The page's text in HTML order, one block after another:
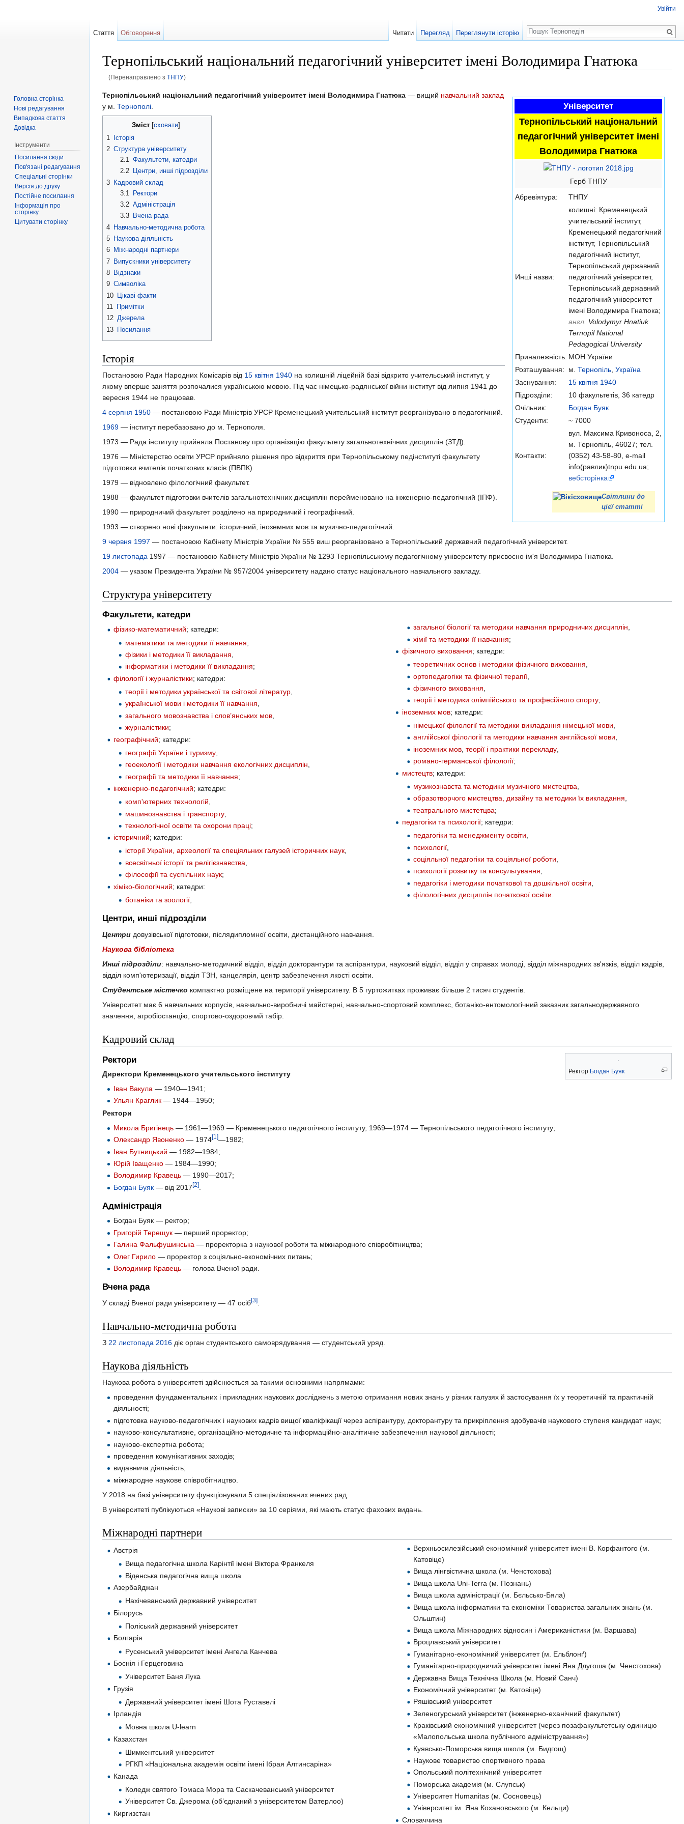
Тернопільський національний педагогічний університет імені Володимира Гнатюка
(Перенаправлено з ТНПУ)
Університет
Тернопільський національний
педагогічний університет імені
Володимира Гнатюка
Герб ТНПУ
Абревіятура:
ТНПУ
Инші назви:
колишні: Кременецький
учительський інститут,
Кременецький педагогічний
інститут, Тернопільський
педагогічний інститут,
Тернопільський державний
педагогічний університет,
Тернопільський державний
педагогічний університет
імені Володимира Гнатюка;
англ. Volodymyr Hnatiuk
Ternopil National
Pedagogical University
Приналежність: МОН України
Розташування:
м. Тернопіль Україна
Заснування:
15 квітня 1940
Підрозділи:
10 факультетів, 36 катедр
Очільник:
Богдан Буяк
Студенти:
~ 7000
Контакти:
вул. Максима Кривоноса, 2,
м. Тернопіль, 46027; тел.
(0352) 43-58-80, e-mail
info(равлик)tnpu.edu.ua;
вебсторінка
Світлини до
цієї статті
Тернопільський національний педагогічний університет імені Володимира Гнатюка — вищий навчальний заклад
у м. Тернополі
Зміст [сховати]
1
Історія
2 Структура університету
2.1
Факультети, катедри
2.2
Центри, инші підрозділи
3 Кадровий склад
3.1
Ректори
3.2 Адміністрація
3.3
Вчена рада
4 Навчально-методична робота
5 Наукова діяльність
6 Міжнародні партнери
7 Випускники університету
8 Відзнаки
9 Символіка
10 Цікаві факти
11
Примітки
12 Джерела
13 Посилання
Історія
Постановою Ради Народних Комісарів від 15 квітня 1940 на колишній ліцейній базі відкрито учительський інститут, у
якому вперше заняття розпочалися українською мовою. Під час німецько-радянської війни інститут від липня 1941 до
вересня 1944 не працював.
4 серпня 1950 — постановою Ради Міністрів УРСР Кременецький учительський інститут реорганізувано в педагогічний.
1969 — інститут перебазовано до м. Тернополя.
1973 — Рада інституту прийняла Постанову про організацію факультету загальнотехнічних дисциплін (ЗТД).
1976 — Міністерство освіти УРСР прийняло рішення про відкриття при Тернопільському педінституті факультету
підготовки вчителів початкових класів (ПВПК).
1979 — відновлено філологічний факультет.
1988 — факультет підготовки вчителів загальнотехнічних дисциплін перейменовано на інженерно-педагогічний (ІПФ).
1990 — природничий факультет розділено на природничий і географічний.
1993 — створено нові факультети: історичний, іноземних мов та музично-педагогічний.
9 червня 1997 — постановою Кабінету Міністрів України № 555 виш реорганізовано в Тернопільський державний педагогічний університет.
19 листопада 1997 — постановою Кабінету Міністрів України № 1293 Тернопільському педагогічному університету присвоєно ім'я Володимира Гнатюка.
2004 — указом Президента України № 957/2004 університету надано статус національного навчального закладу.
Структура університету
Факультети, катедри
фізико-математичний; катедри:
математики та методики її навчання
фізики і методики її викладання
інформатики і методики її викладання;
філології і журналістики; катедри:
теорії і методики української та світової літератур,
української мови і методики її навчання,
загального мовознавства і слов’янських мов,
журналістики;
географічний; катедри:
географії України і туризму,
геоекології і методики навчання екологічних дисциплін
географії та методики її навчання;
інженерно-педагогічний; катедри:
комп'ютерних технологій
машинознавства і транспорту,
технологічної освіти та охорони праці;
історичний; катедри:
історії України, археології та спеціяльних галузей історичних наук,
всесвітньої історії та релігієзнавства
філософії та суспільних наук;
хіміко-біологічний; катедри:
ботаніки та зоології,
загальної біології та методики навчання природничих дисциплін,
хімії та методики її навчання;
фізичного виховання; катедри:
теоретичних основ і методики фізичного виховання,
ортопедагогіки та фізичної терапії
фізичного виховання
теорії і методики олімпійського та професійного спорту;
іноземних мов; катедри:
німецької філології та методики викладання німецької мови
англійської філології та методики навчання англійської мови,
іноземних мов ,теорії і практики перекладу
романо-германської філології;
мистецтв; катедри:
музикознавста та методики музичного мистецтва
образотворчого мистецтва, дизайну та методики їх викладання
театрального мистетцва;
педагогіки та психології; катедри:
педагогіки та менеджменту освіти
психології
соціяльної педагогіки та соціяльної роботи
психології розвитку та консультування,
педагогіки і методики початкової та дошкільної освіти
філологічних дисциплін початкової освіти
Центри, инші підрозділи
Центри довузівської підготовки, післядипломної освіти, дистанційного навчання.
Наукова бібліотека
Инші підрозділи: навчально-методичний відділ, відділ докторантури та аспірантури, науковий відділ, відділ у справах молоді, відділ міжнародних зв'язків, відділ кадрів,
відділ комп'ютеризації, відділ ТЗН, канцелярія, центр забезпечення якості освіти.
Студентське містечко компактно розміщене на території університету. В 5 гуртожитках проживає більше 2 тисяч студентів.
Університет має 6 навчальних корпусів, навчально-виробничі майстерні, навчально-спортовий комплекс, ботаніко-ентомологічний заказник загальнодержавного
значення, агробіостанцію, спортово-оздоровчий табір.
Кадровий склад
Ректор Богдан Буяк
Ректори
Директори Кременецького учительського інституту
Іван Вакула — 1940—1941;
Ульян Краглик — 1944—1950;
Ректори
Микола Бригінець — 1961—1969 — Кременецького педагогічного інституту, 1969—1974 — Тернопільського педагогічного інституту;
Олександр Явоненко — 1974[1]—1982;
Іван Бутницький — 1982—1984;
Юрій Іващенко — 1984—1990;
Володимир Кравець — 1990—2017;
Богдан Буяк — від 2017[2]
Адміністрація
Богдан Буяк — ректор;
Григорій Терещук — перший проректор;
Галина Фальфушинська — проректорка з наукової роботи та міжнародного співробітництва;
Олег Гирило — проректор з соціяльно-економічних питань;
Володимир Кравець — голова Вченої ради.
Вчена рада
У складі Вченої ради університету — 47 осіб[3].
Навчально-методична робота
З 22 листопада 2016 діє орган студентського самоврядування — студентський уряд.
Наукова діяльність
Наукова робота в університеті здійснюється за такими основними напрямами:
проведення фундаментальних і прикладних наукових досліджень з метою отримання нових знань у різних галузях й застосування їх у теоретичній та практичній
діяльності;
підготовка науково-педагогічних і наукових кадрів вищої кваліфікації через аспірантуру, докторантуру та прикріплення здобувачів наукового ступеня кандидат наук;
науково-консультативне, організаційно-методичне та інформаційно-аналітичне забезпечення наукової діяльності;
науково-експертна робота;
проведення комунікативних заходів;
видавнича діяльність;
міжнародне наукове співробітництво.
У 2018 на базі університету функціонували 5 спеціялізованих вчених рад.
В університеті публікуються «Наукові записки» за 10 серіями, які мають статус фахових видань.
Міжнародні партнери
Австрія
Вища педагогічна школа Карінтії імені Віктора Франкеля
Віденська педагогічна вища школа
Азербайджан
Нахічеванський державний університет
Білорусь
Поліський державний університет
Болгарія
Русенський університет імені Ангела Канчева
Боснія і Герцеговина
Університет Баня Лука
Грузія
Державний університет імені Шота Руставелі
Ірландія
Мовна школа U-learn
Казахстан
Шимкентський університет
РГКП «Національна академія освіти імені Ібрая Алтинсаріна»
Канада
Коледж святого Томаса Мора та Саскачеванський університет
Університет Св. Джерома (об’єднаний з університетом Ватерлоо)
Киргизстан
Верхньосилезійський економічний університет імені В. Корфантого (м.
Катовіце)
Вища лінгвістична школа (м. Ченстохова)
Вища школа Uni-Terra (м. Познань)
Вища школа адміністрації (м. Бєльсько-Бяла)
Вища школа інформатики та економіки Товариства загальних знань (м.
Ольштин)
Вища школа Міжнародних відносин і Американістики (м. Варшава)
Вроцлавський університет
Гуманітарно-економічний університет (м. Ельблонґ)
Гуманітарно-природничий університет імені Яна Длугоша (м. Ченстохова)
Державна Вища Технічна Школа (м. Новий Санч)
Економічний університет (м. Катовіце)
Ряшівський університет
Зеленогурський університет (інженерно-еханічний факультет)
Краківський економічний університет (через позафакультетську одиницю
«Малопольська школа публічного адміністрування»)
Куявсько-Поморська вища школа (м. Бидгощ)
Наукове товариство спортивного права
Опольський політехнічний університет
Поморська академія (м. Слупськ)
Університет Humanitas (м. Сосновець)
Університет ім. Яна Кохановського (м. Кельци)
Словаччина
Увійти
Стаття Обговорення Читати Перегляд Переглянути історію
Пошук
Головна сторінка
Нові редагування
Випадкова стаття
Довідка
Інструменти
Посилання сюди
Пов'язані редагування
Спеціальні сторінки
Версія до друку
Постійне посилання
Інформація про
сторінку
Цитувати сторінку